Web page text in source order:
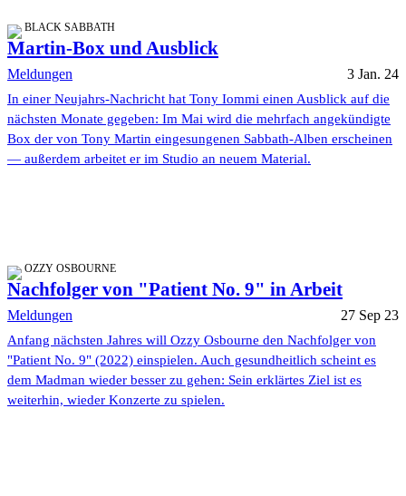
BLACK SABBATH
Martin-Box und Ausblick
Meldungen 3 Jan. 24
In einer Neujahrs-Nachricht hat Tony Iommi einen Ausblick auf die
nächsten Monate gegeben: Im Mai wird die mehrfach angekündigte
Box der von Tony Martin eingesungenen Sabbath-Alben erscheinen
— außerdem arbeitet er im Studio an neuem Material.
OZZY OSBOURNE
Nachfolger von "Patient No. 9" in Arbeit
Meldungen 27 Sep 23
Anfang nächsten Jahres will Ozzy Osbourne den Nachfolger von
"Patient No. 9" (2022) einspielen. Auch gesundheitlich scheint es
dem Madman wieder besser zu gehen: Sein erklärtes Ziel ist es
weiterhin, wieder Konzerte zu spielen.